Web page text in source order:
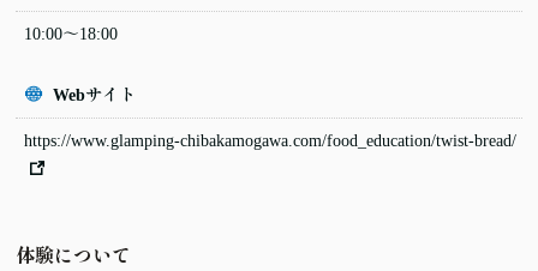
10:00〜18:00
Webサイト
https://www.glamping-chibakamogawa.com/food_education/twist-bread/
体験について